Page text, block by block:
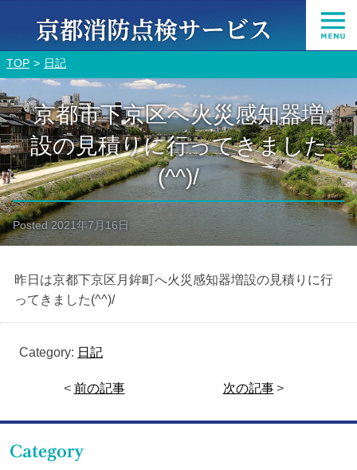
TOP 日記
京都市下京区へ火災感知器増
設の見積りに行ってきました
(^^)/
Posted2021年7月16日
昨日は京都下京区月鉾町へ火災感知器増設の見積りに行
ってきました(^^)/
Category: 日記
< 前の記事 次の記事 >